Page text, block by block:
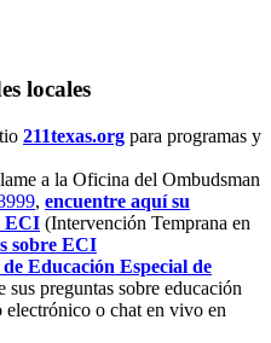
locales
211texas.org para programas y
a la Oficina del Ombudsman
, encuentre aquí su
ECI (Intervención Temprana en
sobre ECI
Educación Especial de
sus preguntas sobre educación
o chat en vivo en